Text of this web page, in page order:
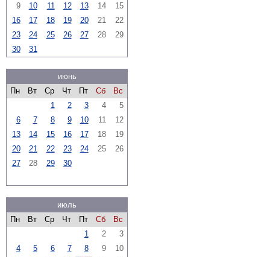
9
10 11 12 13 14
15
16
17 18 19 20 21
22
23
24 25 26 27 28
29
30
31
июнь
Пн
Вт Ср Чт Пт Сб
Вс
1
2 3 4
5
6
7 8 9 10 11
12
13
14 15 16 17 18
19
20
21 22 23 24 25
26
27
28 29 30
июль
Пн
Вт Ср Чт Пт Сб
Вс
1
2
3
4
5 6 7 8 9
10